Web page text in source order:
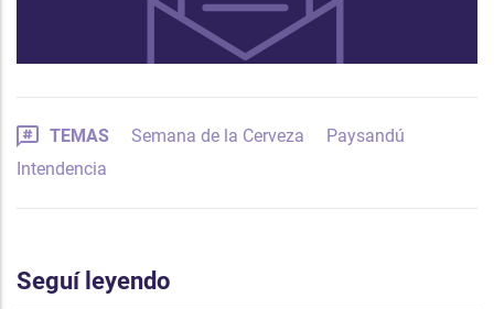
TEMAS Semana de la Cerveza
Paysandú
Intendencia
Seguí leyendo